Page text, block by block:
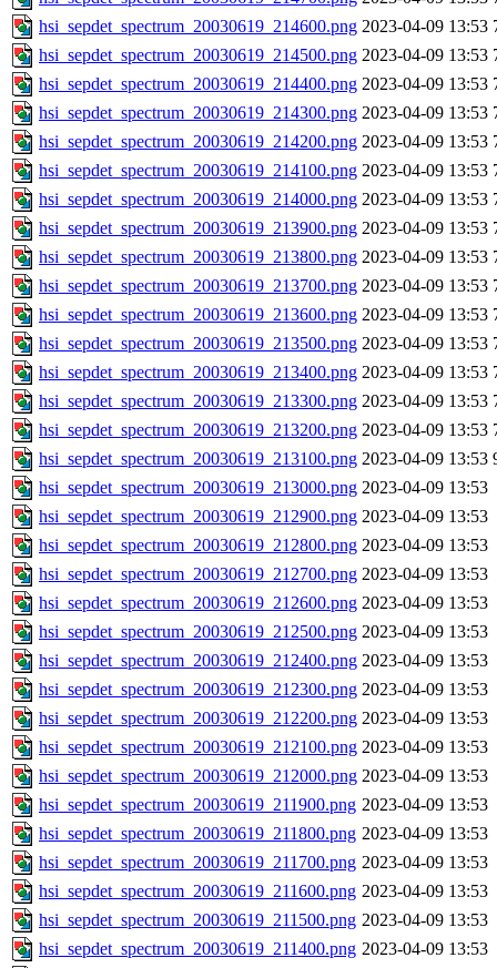
hsi_sepdet_spectrum_20030619_214600.png 2023-04-09 13:53
hsi_sepdet_spectrum_20030619_214500.png 2023-04-09 13:53
hsi_sepdet_spectrum_20030619_214400.png 2023-04-09 13:53
hsi_sepdet_spectrum_20030619_214300.png 2023-04-09 13:53
hsi_sepdet_spectrum_20030619_214200.png 2023-04-09 13:53
hsi_sepdet_spectrum_20030619_214100.png 2023-04-09 13:53
hsi_sepdet_spectrum_20030619_214000.png 2023-04-09 13:53
hsi_sepdet_spectrum_20030619_213900.png 2023-04-09 13:53
hsi_sepdet_spectrum_20030619_213800.png 2023-04-09 13:53
hsi_sepdet_spectrum_20030619_213700.png 2023-04-09 13:53
hsi_sepdet_spectrum_20030619_213600.png 2023-04-09 13:53
hsi_sepdet_spectrum_20030619_213500.png 2023-04-09 13:53
hsi_sepdet_spectrum_20030619_213400.png 2023-04-09 13:53
hsi_sepdet_spectrum_20030619_213300.png 2023-04-09 13:53
hsi_sepdet_spectrum_20030619_213200.png 2023-04-09 13:53
hsi_sepdet_spectrum_20030619_213100.png 2023-04-09 13:53
hsi_sepdet_spectrum_20030619_213000.png 2023-04-09 13:53
hsi_sepdet_spectrum_20030619_212900.png 2023-04-09 13:53
hsi_sepdet_spectrum_20030619_212800.png 2023-04-09 13:53
hsi_sepdet_spectrum_20030619_212700.png 2023-04-09 13:53
hsi_sepdet_spectrum_20030619_212600.png 2023-04-09 13:53
hsi_sepdet_spectrum_20030619_212500.png 2023-04-09 13:53
hsi_sepdet_spectrum_20030619_212400.png 2023-04-09 13:53
hsi_sepdet_spectrum_20030619_212300.png 2023-04-09 13:53
hsi_sepdet_spectrum_20030619_212200.png 2023-04-09 13:53
hsi_sepdet_spectrum_20030619_212100.png 2023-04-09 13:53
hsi_sepdet_spectrum_20030619_212000.png 2023-04-09 13:53
hsi_sepdet_spectrum_20030619_211900.png 2023-04-09 13:53
hsi_sepdet_spectrum_20030619_211800.png 2023-04-09 13:53
hsi_sepdet_spectrum_20030619_211700.png 2023-04-09 13:53
hsi_sepdet_spectrum_20030619_211600.png 2023-04-09 13:53
hsi_sepdet_spectrum_20030619_211500.png 2023-04-09 13:53
hsi_sepdet_spectrum_20030619_211400.png 2023-04-09 13:53